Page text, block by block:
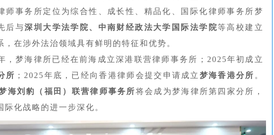
师事务所定位为综合性、成长性、精品化、国际化律师事务所梦
后与深圳大学法学院、中南财经政法大学国际法学院等高校建立
，在涉外法治领域具有鲜明的特征和优势。
，梦海律所已经在前海成立深港联营律师事务所；2025年初成立
所 ；2025年底，已经向香港律师会提交申请成立 梦海香港分所 。
海刘豹（福田）联营律师事务所将会成为梦海律所第四家分所，
际化战略的进一步深化。